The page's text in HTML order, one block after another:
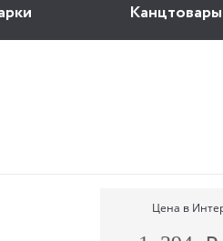
Канцтовары
Цена в